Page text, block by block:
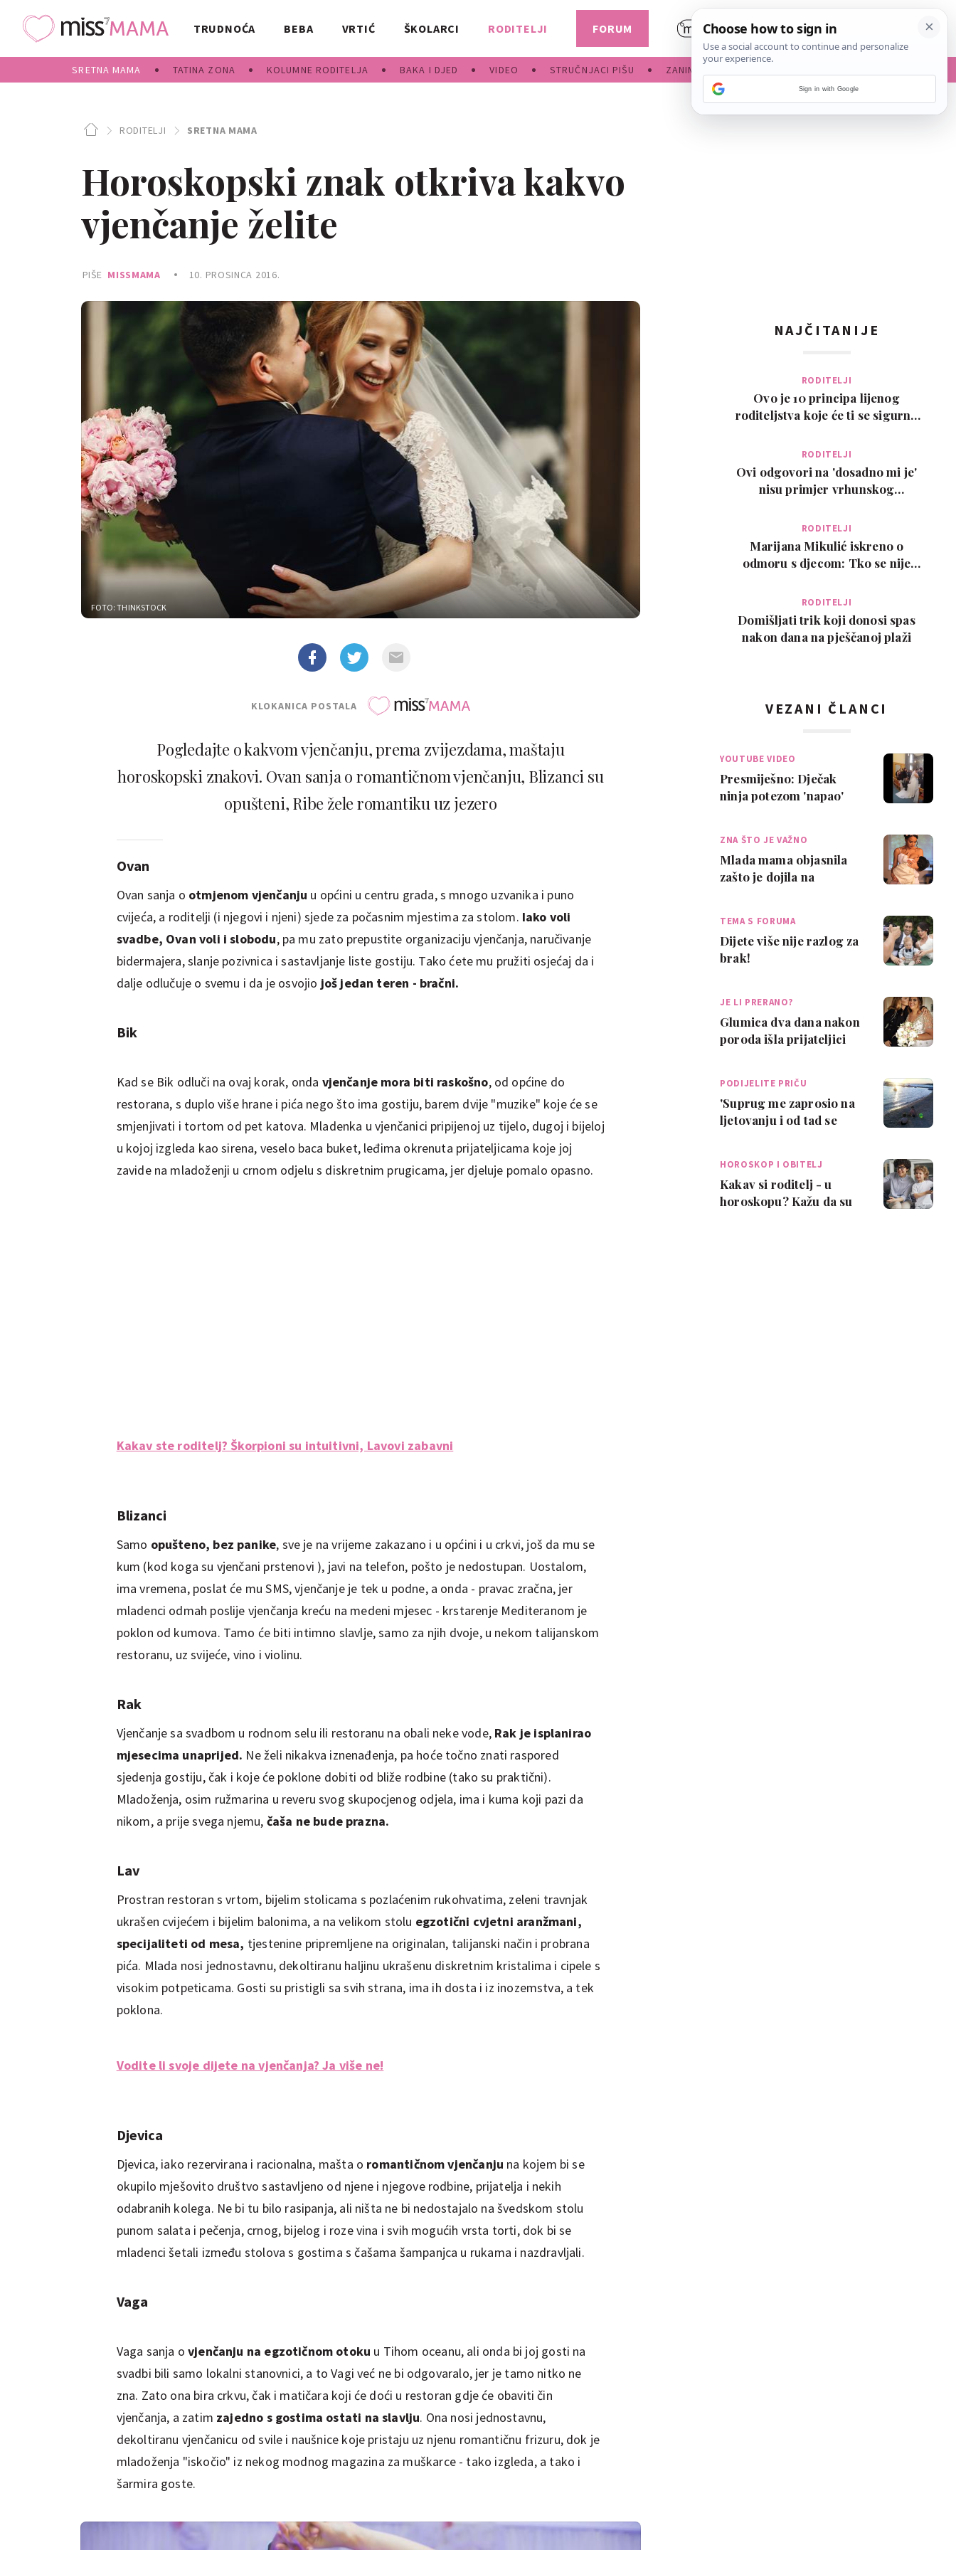
TRUDNOĆA BEBA VRTIĆ ŠKOLARCI RODITELJI
SRETNA MAMA TATINA ZONA KOLUMNE RODITELJA BAKA I DJED VIDEO STRUČNJACI PIŠU ZANIMLJIVOSTI
FORUM
RODITELJI SRETNA MAMA
Horoskopski znak otkriva kakvo
vjenčanje želite
PIŠE MISSMAMA 10. PROSINCA 2016.
FOTO: THINKSTOCK
KLOKANICA POSTALA
Pogledajte o kakvom vjenčanju, prema zvijezdama, maštaju
horoskopski znakovi. Ovan sanja o romantičnom vjenčanju, Blizanci su
opušteni, Ribe žele romantiku uz jezero
Ovan
Ovan sanja o otmjenom vjenčanju u općini u centru grada, s mnogo uzvanika i puno
cvijeća, a roditelji (i njegovi i njeni) sjede za počasnim mjestima za stolom. Iako voli
svadbe, Ovan voli i slobodu, pa mu zato prepustite organizaciju vjenčanja, naručivanje
bidermajera, slanje pozivnica i sastavljanje liste gostiju. Tako ćete mu pružiti osjećaj da i
dalje odlučuje o svemu i da je osvojio još jedan teren - bračni.
Bik
Kad se Bik odluči na ovaj korak, onda vjenčanje mora biti raskošno, od općine do
restorana, s duplo više hrane i pića nego što ima gostiju, barem dvije "muzike" koje će se
smjenjivati ​​i tortom od pet katova. Mladenka u vjenčanici pripijenoj uz tijelo, dugoj i bijeloj
u kojoj izgleda kao sirena, veselo baca buket, leđima okrenuta prijateljicama koje joj
zavide na mladoženji u crnom odjelu s diskretnim prugicama, jer djeluje pomalo opasno.
Kakav ste roditelj? Škorpioni su intuitivni, Lavovi zabavni
Blizanci
Samo opušteno, bez panike, sve je na vrijeme zakazano i u općini i u crkvi, još da mu se
kum (kod koga su vjenčani prstenovi ), javi na telefon, pošto je nedostupan. Uostalom,
ima vremena, poslat će mu SMS, vjenčanje je tek u podne, a onda - pravac zračna, jer
mladenci odmah poslije vjenčanja kreću na medeni mjesec - krstarenje Mediteranom je
poklon od kumova. Tamo će biti intimno slavlje, samo za njih dvoje, u nekom talijanskom
restoranu, uz svijeće, vino i violinu.
Rak
Vjenčanje sa svadbom u rodnom selu ili restoranu na obali neke vode, Rak je isplanirao
mjesecima unaprijed. Ne želi nikakva iznenađenja, pa hoće točno znati raspored
sjedenja gostiju, čak i koje će poklone dobiti od bliže rodbine (tako su praktični).
Mladoženja, osim ružmarina u reveru svog skupocjenog odjela, ima i kuma koji pazi da
nikom, a prije svega njemu, čaša ne bude prazna.
Lav
Prostran restoran s vrtom, bijelim stolicama s pozlaćenim rukohvatima, zeleni travnjak
ukrašen cvijećem i bijelim balonima, a na velikom stolu egzotični cvjetni aranžmani,
specijaliteti od mesa, tjestenine pripremljene na originalan, talijanski način i probrana
pića. Mlada nosi jednostavnu, dekoltiranu haljinu ukrašenu diskretnim kristalima i cipele s
visokim potpeticama. Gosti su pristigli sa svih strana, ima ih dosta i iz inozemstva, a tek
poklona.
Vodite li svoje dijete na vjenčanja? Ja više ne!
Djevica
Djevica, iako rezervirana i racionalna, mašta o romantičnom vjenčanju na kojem bi se
okupilo mješovito društvo sastavljeno od njene i njegove rodbine, prijatelja i nekih
odabranih kolega. Ne bi tu bilo rasipanja, ali ništa ne bi nedostajalo na švedskom stolu
punom salata i pečenja, crnog, bijelog i roze vina i svih mogućih vrsta torti, dok bi se
mladenci šetali između stolova s ​​gostima s čašama šampanjca u rukama i nazdravljali.
Vaga
Vaga sanja o vjenčanju na egzotičnom otoku u Tihom oceanu, ali onda bi joj gosti na
svadbi bili samo lokalni stanovnici, a to Vagi već ne bi odgovaralo, jer je tamo nitko ne
zna. Zato ona bira crkvu, čak i matičara koji će doći u restoran gdje će obaviti čin
vjenčanja, a zatim zajedno s gostima ostati na slavlju. Ona nosi jednostavnu,
dekoltiranu vjenčanicu od svile i naušnice koje pristaju uz njenu romantičnu frizuru, dok je
mladoženja "iskočio" iz nekog modnog magazina za muškarce - tako izgleda, a tako i
šarmira goste.
NAJČITANIJE
RODITELJI
Ovo je 10 principa lijenog
roditeljstva koje će ti se sigurno
RODITELJI
Ovi odgovori na 'dosadno mi je'
nisu primjer vrhunskog
RODITELJI
Marijana Mikulić iskreno o
odmoru s djecom: Tko se nije
RODITELJI
Domišljati trik koji donosi spas
nakon dana na pješčanoj plaži
VEZANI ČLANCI
YOUTUBE VIDEO
Presmiješno: Dječak
ninja potezom 'napao'
ZNA ŠTO JE VAŽNO
Mlada mama objasnila
zašto je dojila na
TEMA S FORUMA
Dijete više nije razlog za
brak!
JE LI PRERANO?
Glumica dva dana nakon
poroda išla prijateljici
PODIJELITE PRIČU
'Suprug me zaprosio na
ljetovanju i od tad se
HOROSKOP I OBITELJ
Kakav si roditelj - u
horoskopu? Kažu da su
Sign in with Google